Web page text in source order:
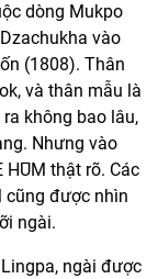
dòng Mukpo
vào
(1808). Thân
và thân mẫu là
không bao lâu,
Nhưng vào
HŪM thật rõ. Các
cũng được nhìn
ngài.
ngài được